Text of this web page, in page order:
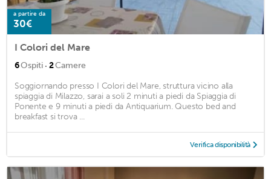
a partire da
30€
I Colori del Mare
6Ospiti · 2Camere
Soggiornando presso I Colori del Mare, struttura vicino alla
spiaggia di Milazzo, sarai a soli 2 minuti a piedi da Spiaggia di
Ponente e 9 minuti a piedi da Antiquarium. Questo bed and
breakfast si trova ...
Verifica disponibilità